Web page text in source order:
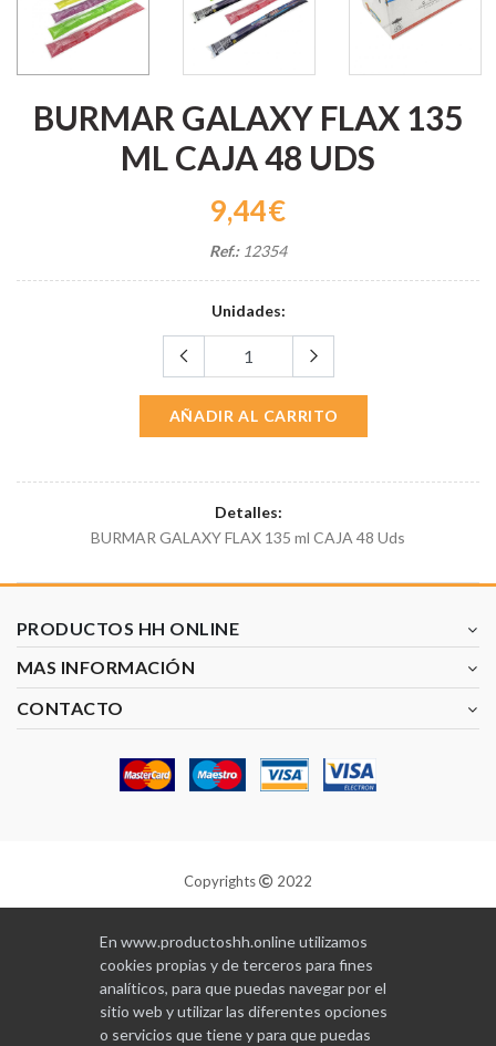
BURMAR GALAXY FLAX 135
ML CAJA 48 UDS
9,44€
Ref.: 12354
Unidades:
AÑADIR AL CARRITO
Detalles:
BURMAR GALAXY FLAX 135 ml CAJA 48 Uds
PRODUCTOS HH ONLINE
MAS INFORMACIÓN
CONTACTO
Copyrights 2022
Diseñado y programado porGABALA
En www.productoshh.online utilizamos
cookies propias y de terceros para fines
analíticos, para que puedas navegar por el
sitio web y utilizar las diferentes opciones
o servicios que tiene y para que puedas